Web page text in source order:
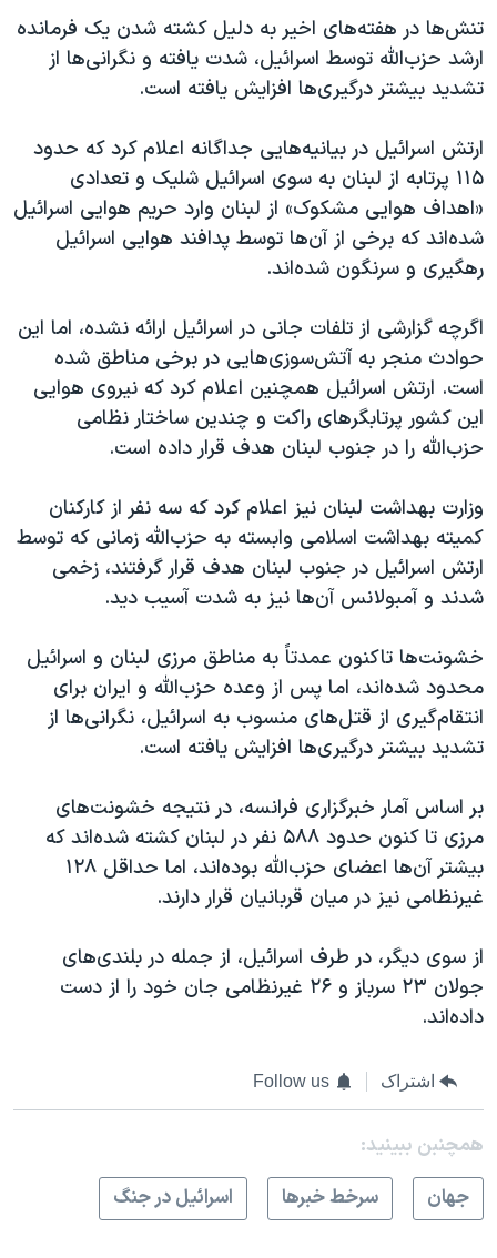
صفحه‌های ویژه
سفر پرزیدنت ترامپ به چین
تنش‌ها در هفته‌های اخیر به دلیل کشته شدن یک فرمانده
ارشد حزب‌الله توسط اسرائیل، شدت یافته و نگرانی‌ها از
تشدید بیشتر درگیری‌ها افزایش یافته است.
ارتش اسرائیل در بیانیه‌هایی جداگانه اعلام کرد که حدود
۱۱۵ پرتابه از لبنان به سوی اسرائیل شلیک و تعدادی
«اهداف هوایی مشکوک» از لبنان وارد حریم هوایی اسرائیل
شده‌اند که برخی از آن‌ها توسط پدافند هوایی اسرائیل
رهگیری و سرنگون شده‌اند.
اگرچه گزارشی از تلفات جانی در اسرائیل ارائه نشده، اما این
حوادث منجر به آتش‌سوزی‌هایی در برخی مناطق شده
است. ارتش اسرائیل همچنین اعلام کرد که نیروی هوایی
این کشور پرتابگرهای راکت و چندین ساختار نظامی
حزب‌الله را در جنوب لبنان هدف قرار داده است.
وزارت بهداشت لبنان نیز اعلام کرد که سه نفر از کارکنان
کمیته بهداشت اسلامی وابسته به حزب‌الله زمانی که توسط
ارتش اسرائیل در جنوب لبنان هدف قرار گرفتند، زخمی
شدند و آمبولانس آن‌ها نیز به شدت آسیب دید.
خشونت‌ها تاکنون عمدتاً به مناطق مرزی لبنان و اسرائیل
محدود شده‌اند، اما پس از وعده حزب‌الله و ایران برای
انتقام‌گیری از قتل‌های منسوب به اسرائیل، نگرانی‌ها از
تشدید بیشتر درگیری‌ها افزایش یافته است.
بر اساس آمار خبرگزاری فرانسه، در نتیجه خشونت‌های
مرزی تا کنون حدود ۵۸۸ نفر در لبنان کشته شده‌اند که
بیشتر آن‌ها اعضای حزب‌الله بوده‌اند، اما حداقل ۱۲۸
غیرنظامی نیز در میان قربانیان قرار دارند.
از سوی دیگر، در طرف اسرائیل، از جمله در بلندی‌های
جولان ۲۳ سرباز و ۲۶ غیرنظامی جان خود را از دست
داده‌اند.
اشتراک Follow us
همچنبن ببینید:
جهان
سرخط خبرها اسرائیل در جنگ